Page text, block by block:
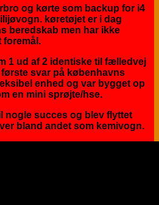
og kørte som backup for i4
køretøjet er i dag
beredskab men har ikke
foremål.
1 ud af 2 identiske til fælledvej
svar på københavns
enhed og var bygget op
en mini sprøjte/hse.
nogle succes og blev flyttet
bland andet som kemivogn.